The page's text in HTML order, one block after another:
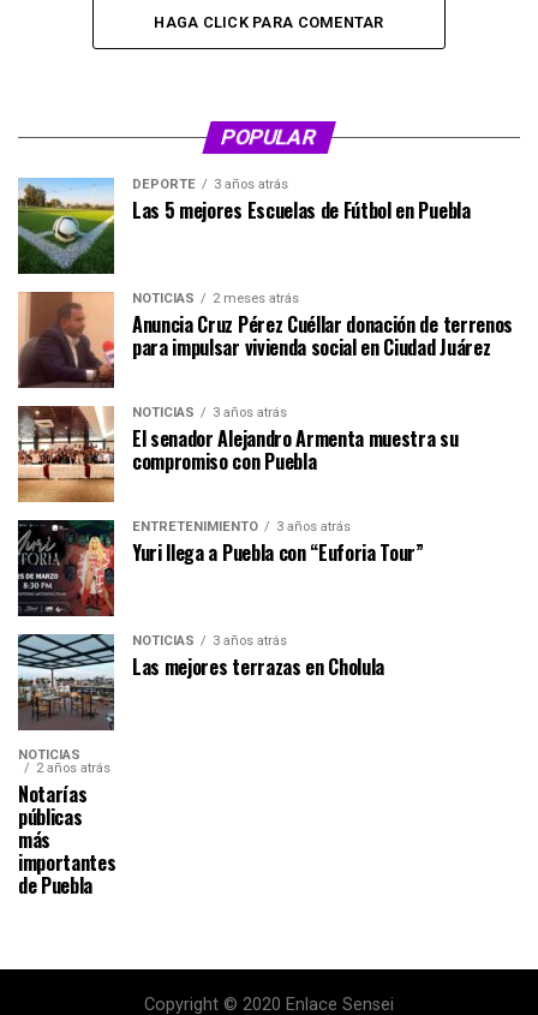
HAGA CLICK PARA COMENTAR
POPULAR
DEPORTE 3 años atrás
Las 5 mejores Escuelas de Fútbol en Puebla
NOTICIAS 2 meses atrás
Anuncia Cruz Pérez Cuéllar donación de terrenos
para impulsar vivienda social en Ciudad Juárez
NOTICIAS 3 años atrás
El senador Alejandro Armenta muestra su
compromiso con Puebla
ENTRETENIMIENTO 3 años atrás
Yuri llega a Puebla con “Euforia Tour”
NOTICIAS 3 años atrás
Las mejores terrazas en Cholula
NOTICIAS
2 años atrás
Notarías
públicas
más
importantes
de Puebla
Copyright © 2020 Enlace Sensei